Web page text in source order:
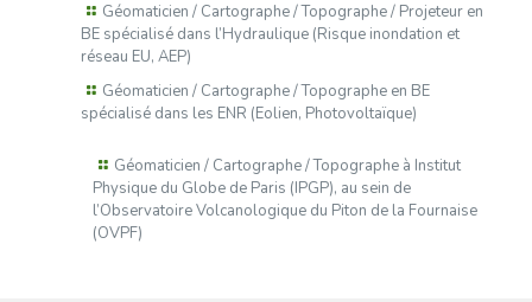
Géomaticien / Cartographe / Topographe / Projeteur en
BE spécialisé dans l’Hydraulique (Risque inondation et
réseau EU, AEP)
Géomaticien / Cartographe / Topographe en BE
spécialisé dans les ENR (Eolien, Photovoltaïque)
Géomaticien / Cartographe / Topographe à Institut
Physique du Globe de Paris (IPGP), au sein de
l’Observatoire Volcanologique du Piton de la Fournaise
(OVPF)